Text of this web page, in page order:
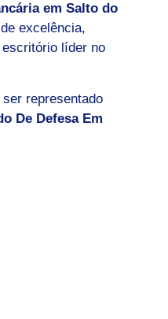
em Salto do
excelência,
líder no
representado
De Defesa Em